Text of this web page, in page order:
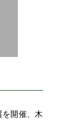
を開催、木